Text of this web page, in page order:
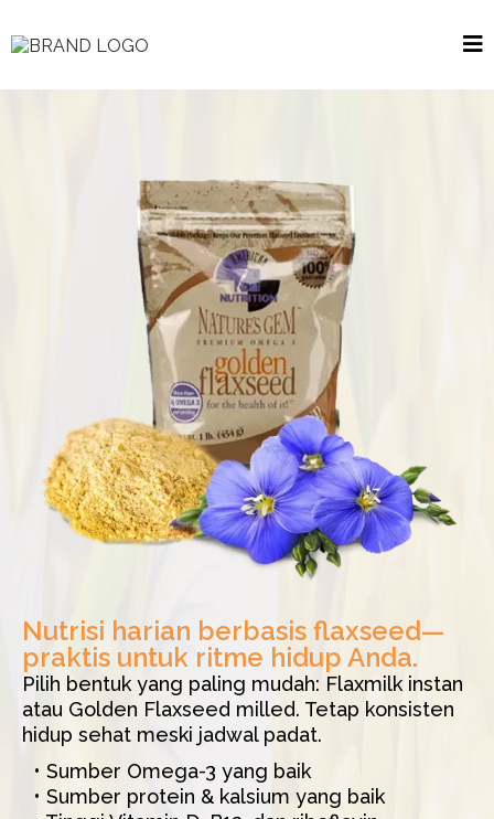
Nutrisi harian berbasis flaxseed—
praktis untuk ritme hidup Anda.
Pilih bentuk yang paling mudah: Flaxmilk instan
atau Golden Flaxseed milled. Tetap konsisten
hidup sehat meski jadwal padat.
• Sumber Omega-3 yang baik
• Sumber protein & kalsium yang baik